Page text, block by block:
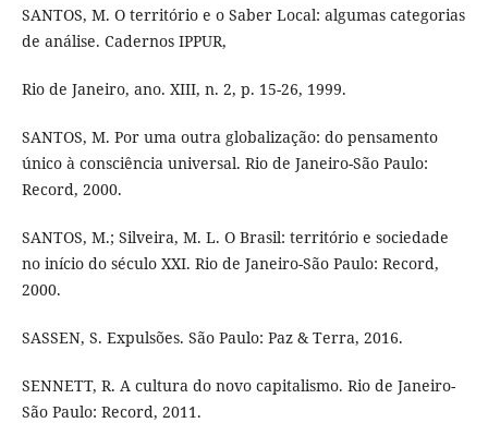
SANTOS, M. O território e o Saber Local: algumas categorias
de análise. Cadernos IPPUR,
Rio de Janeiro, ano. XIII, n. 2, p. 15-26, 1999.
SANTOS, M. Por uma outra globalização: do pensamento
único à consciência universal. Rio de Janeiro-São Paulo:
Record, 2000.
SANTOS, M.; Silveira, M. L. O Brasil: território e sociedade
no início do século XXI. Rio de Janeiro-São Paulo: Record,
2000.
SASSEN, S. Expulsões. São Paulo: Paz & Terra, 2016.
SENNETT, R. A cultura do novo capitalismo. Rio de Janeiro-
São Paulo: Record, 2011.